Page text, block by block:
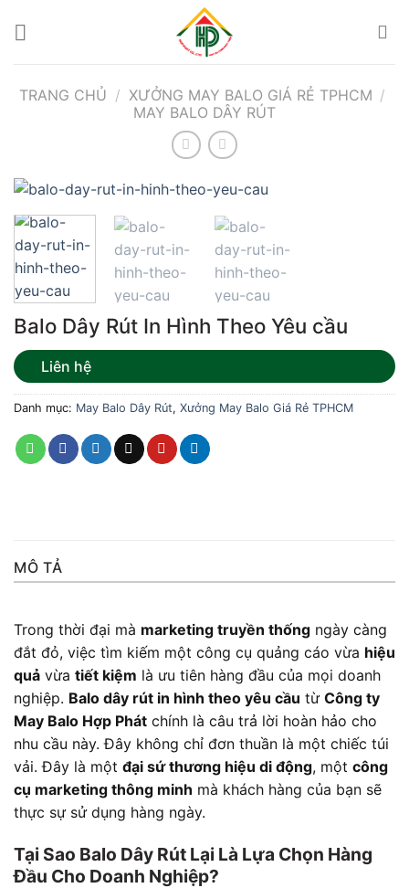
TRANG CHỦ / XƯỞNG MAY BALO GIÁ RẺ TPHCM /
MAY BALO DÂY RÚT
Balo Dây Rút In Hình Theo Yêu cầu
Liên hệ
Danh mục: May Balo Dây Rút, Xưởng May Balo Giá Rẻ TPHCM
MÔ TẢ
Trong thời đại mà marketing truyền thống ngày càng
đắt đỏ, việc tìm kiếm một công cụ quảng cáo vừa hiệu
quả vừa tiết kiệm là ưu tiên hàng đầu của mọi doanh
nghiệp. Balo dây rút in hình theo yêu cầu từ Công ty
May Balo Hợp Phát chính là câu trả lời hoàn hảo cho
nhu cầu này. Đây không chỉ đơn thuần là một chiếc túi
vải. Đây là một đại sứ thương hiệu di động, một công
cụ marketing thông minh mà khách hàng của bạn sẽ
thực sự sử dụng hàng ngày.
Tại Sao Balo Dây Rút Lại Là Lựa Chọn Hàng
Đầu Cho Doanh Nghiệp?